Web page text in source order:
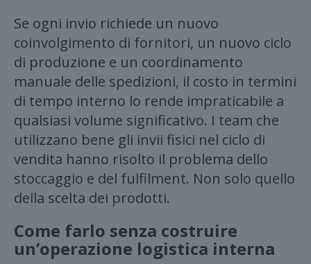
Se ogni invio richiede un nuovo
coinvolgimento di fornitori, un nuovo ciclo
di produzione e un coordinamento
manuale delle spedizioni, il costo in termini
di tempo interno lo rende impraticabile a
qualsiasi volume significativo. I team che
utilizzano bene gli invii fisici nel ciclo di
vendita hanno risolto il problema dello
stoccaggio e del fulfilment. Non solo quello
della scelta dei prodotti.
Come farlo senza costruire
un’operazione logistica interna